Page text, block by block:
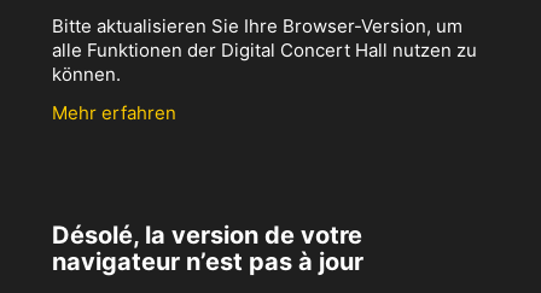
Bitte aktualisieren Sie Ihre Browser-Version, um
alle Funktionen der Digital Concert Hall nutzen zu
können.
Mehr erfahren
Désolé, la version de votre
navigateur n’est pas à jour